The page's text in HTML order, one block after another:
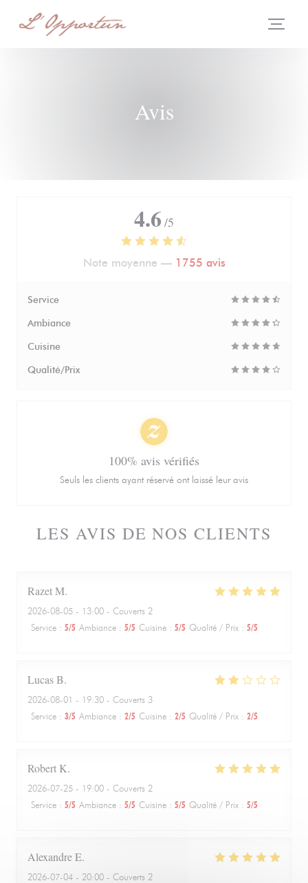
Avis
LES AVIS DE NOS CLIENTS
RazetM
2026-08-05 - 13:00 - Couverts 2
Service : 5/5 Ambiance : 5/5 Cuisine : 5/5 Qualité / Prix : 5/5
LucasB
2026-08-01 - 19:30 - Couverts 3
Service : 3/5 Ambiance : 2/5 Cuisine : 2/5 Qualité / Prix : 2/5
Robert K
2026-07-25 - 19:00 - Couverts 2
Service : 5/5 Ambiance : 5/5 Cuisine : 5/5 Qualité / Prix : 5/5
AlexandreE
2026-07-04 - 20:00 - Couverts 2
4.6 /5
Note moyenne — 1755 avis
Service
Ambiance
Cuisine
Qualité/Prix
100% avis vérifiés
Seuls les clients ayant réservé ont laissé leur avis